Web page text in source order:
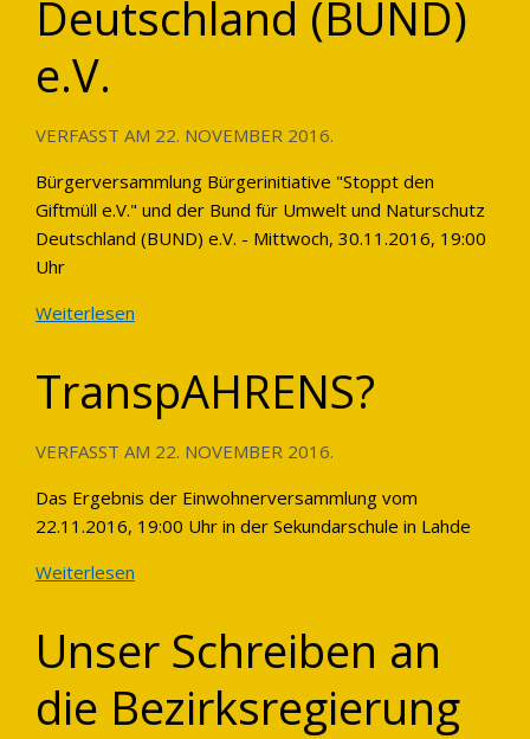
Deutschland (BUND)
e.V.
VERFASST AM 22. NOVEMBER 2016.
Bürgerversammlung Bürgerinitiative "Stoppt den
Giftmüll e.V." und der Bund für Umwelt und Naturschutz
Deutschland (BUND) e.V. - Mittwoch, 30.11.2016, 19:00
Uhr
Weiterlesen
TranspAHRENS?
VERFASST AM 22. NOVEMBER 2016.
Das Ergebnis der Einwohnerversammlung vom
22.11.2016, 19:00 Uhr in der Sekundarschule in Lahde
Weiterlesen
Unser Schreiben an
die Bezirksregierung